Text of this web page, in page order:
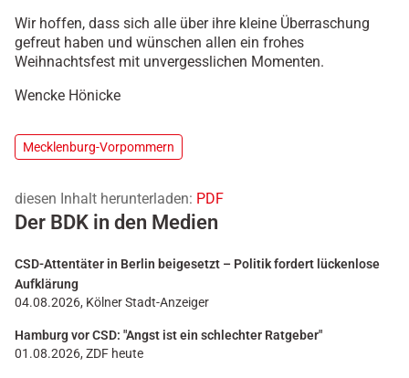
Wir hoffen, dass sich alle über ihre kleine Überraschung
gefreut haben und wünschen allen ein frohes
Weihnachtsfest mit unvergesslichen Momenten.
Wencke Hönicke
Mecklenburg-Vorpommern
diesen Inhalt herunterladen: PDF
Der BDK in den Medien
CSD-Attentäter in Berlin beigesetzt – Politik fordert lückenlose
Aufklärung
04.08.2026, Kölner Stadt-Anzeiger
Hamburg vor CSD: "Angst ist ein schlechter Ratgeber"
01.08.2026, ZDF heute